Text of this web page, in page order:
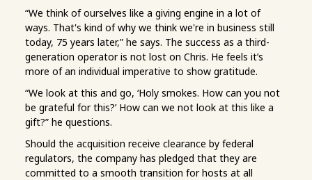
“We think of ourselves like a giving engine in a lot of
ways. That's kind of why we think we're in business still
today, 75 years later,” he says. The success as a third-
generation operator is not lost on Chris. He feels it’s
more of an individual imperative to show gratitude.
“We look at this and go, ‘Holy smokes. How can you not
be grateful for this?’ How can we not look at this like a
gift?” he questions.
Should the acquisition receive clearance by federal
regulators, the company has pledged that they are
committed to a smooth transition for hosts at all